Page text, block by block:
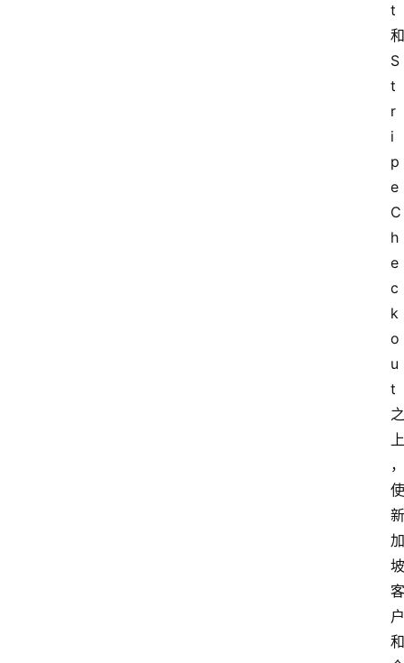
t
和
S
t
r
i
p
e
C
h
e
c
k
o
u
t
之
上
，
使
新
加
坡
客
户
和